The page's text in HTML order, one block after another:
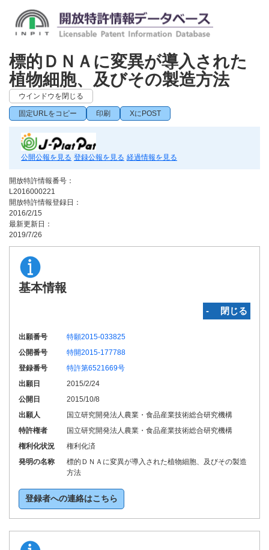
標的ＤＮＡに変異が導入された
植物細胞、及びその製造方法
ウインドウを閉じる
固定URLをコピー 印刷 XにPOST
公開公報を見る 登録公報を見る 経過情報を見る
開放特許情報番号：
L2016000221
開放特許情報登録日：
2016/2/15
最新更新日：
2019/7/26
基本情報
‐ 閉じる
出願番号
特願2015-033825
公開番号
特開2015-177788
登録番号
特許第6521669号
出願日
2015/2/24
公開日
2015/10/8
出願人
国立研究開発法人農業・食品産業技術総合研究機構
特許権者
国立研究開発法人農業・食品産業技術総合研究機構
権利化状況
権利化済
発明の名称
標的ＤＮＡに変異が導入された植物細胞、及びその製造
方法
登録者への連絡はこちら